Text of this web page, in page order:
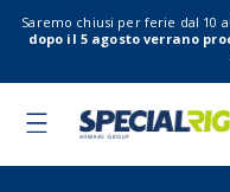
Saremo chiusi per ferie dal 10
dopo il 5 agosto verrano
Toggle